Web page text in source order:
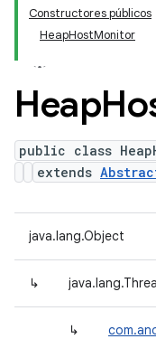
Constructores públicos
HeapHostMonitor
Heap
public class
extends
java.lang.Object
↳
↳